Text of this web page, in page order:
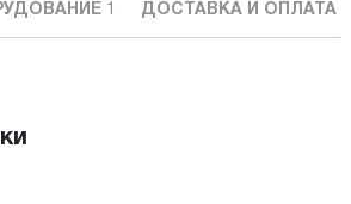
1 ДОСТАВКА И ОПЛАТА